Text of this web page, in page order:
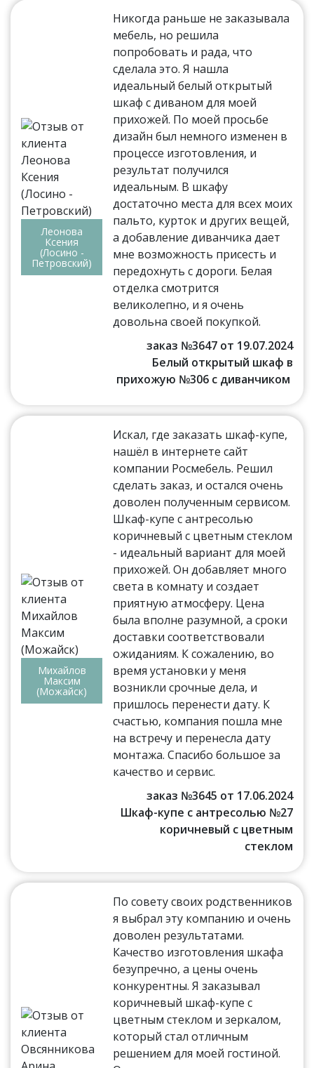
Леонова
Ксения
(Лосино -
Петровский)
Никогда раньше не заказывала
мебель, но решила
попробовать и рада, что
сделала это. Я нашла
идеальный белый открытый
шкаф с диваном для моей
прихожей. По моей просьбе
дизайн был немного изменен в
процессе изготовления, и
результат получился
идеальным. В шкафу
достаточно места для всех моих
пальто, курток и других вещей,
а добавление диванчика дает
мне возможность присесть и
передохнуть с дороги. Белая
отделка смотрится
великолепно, и я очень
довольна своей покупкой.
заказ №3647 от 19.07.2024
Белый открытый шкаф в
прихожую №306 с диванчиком
Михайлов
Максим
(Можайск)
Искал, где заказать шкаф-купе,
нашёл в интернете сайт
компании Росмебель. Решил
сделать заказ, и остался очень
доволен полученным сервисом.
Шкаф-купе с антресолью
коричневый с цветным стеклом
- идеальный вариант для моей
прихожей. Он добавляет много
света в комнату и создает
приятную атмосферу. Цена
была вполне разумной, а сроки
доставки соответствовали
ожиданиям. К сожалению, во
время установки у меня
возникли срочные дела, и
пришлось перенести дату. К
счастью, компания пошла мне
на встречу и перенесла дату
монтажа. Спасибо большое за
качество и сервис.
заказ №3645 от 17.06.2024
Шкаф-купе с антресолью №27
коричневый с цветным
стеклом
По совету своих родственников
я выбрал эту компанию и очень
доволен результатами.
Качество изготовления шкафа
безупречно, а цены очень
конкурентны. Я заказывал
коричневый шкаф-купе с
цветным стеклом и зеркалом,
который стал отличным
решением для моей гостиной.